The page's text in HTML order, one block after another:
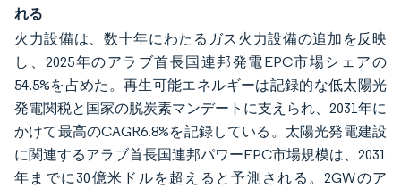
れる
火力設備は、数十年にわたるガス火力設備の追加を反映
し、2025年のアラブ首長国連邦発電EPC市場シェアの
54.5%を占めた。再生可能エネルギーは記録的な低太陽光
発電関税と国家の脱炭素マンデートに支えられ、2031年に
かけて最高のCAGR6.8%を記録している。太陽光発電建設
に関連するアラブ首長国連邦パワーEPC市場規模は、2031
年までに30億米ドルを超えると予測される。2GWのア